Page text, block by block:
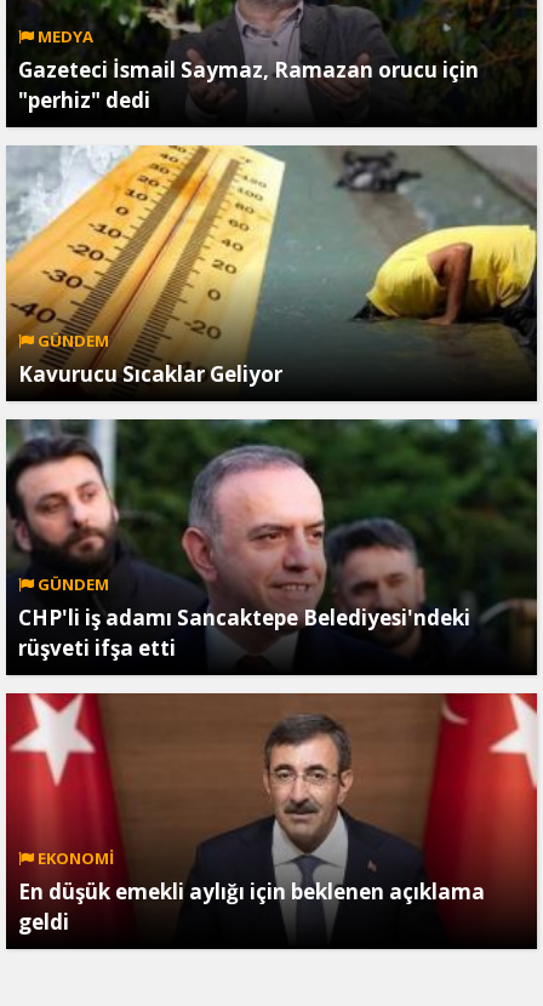
MEDYA
Gazeteci İsmail Saymaz, Ramazan orucu için
"perhiz" dedi
GÜNDEM
Kavurucu Sıcaklar Geliyor
GÜNDEM
CHP'li iş adamı Sancaktepe Belediyesi'ndeki
rüşveti ifşa etti
EKONOMİ
En düşük emekli aylığı için beklenen açıklama
geldi